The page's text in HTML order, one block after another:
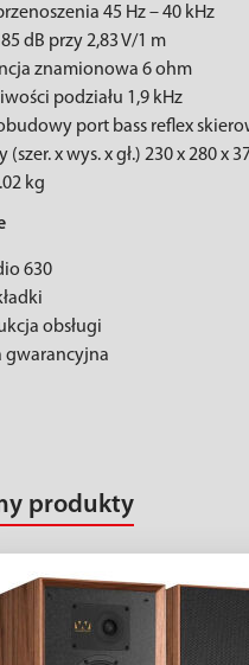
45 Hz – 40 kHz
85 dB przy 2,83 V/1 m
znamionowa 6 ohm
podziału 1,9 kHz
port bass reflex
(szer. x wys. x gł.) 230 x 280 x
kg
630
obsługi
gwarancyjna
produkty